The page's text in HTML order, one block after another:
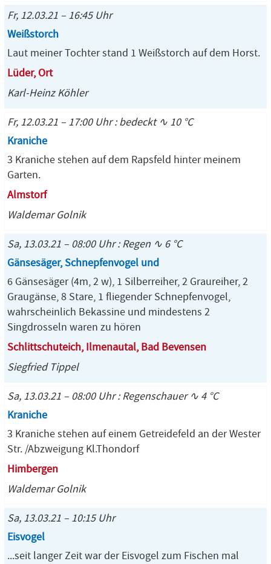
Fr, 12.03.21 – 16:45 Uhr
Weißstorch
Laut meiner Tochter stand 1 Weißstorch auf dem Horst.
Lüder, Ort
Karl-Heinz Köhler
Fr, 12.03.21 – 17:00 Uhr : bedeckt ∿ 10 °C
Kraniche
3 Kraniche stehen auf dem Rapsfeld hinter meinem
Garten.
Almstorf
Waldemar Golnik
Sa, 13.03.21 – 08:00 Uhr : Regen ∿ 6 °C
Gänsesäger, Schnepfenvogel und
6 Gänsesäger (4m, 2 w), 1 Silberreiher, 2 Graureiher, 2
Graugänse, 8 Stare, 1 fliegender Schnepfenvogel,
wahrscheinlich Bekassine und mindestens 2
Singdrosseln waren zu hören
Schlittschuteich, Ilmenautal, Bad Bevensen
Siegfried Tippel
Sa, 13.03.21 – 08:00 Uhr : Regenschauer ∿ 4 °C
Kraniche
3 Kraniche stehen auf einem Getreidefeld an der Wester
Str. /Abzweigung Kl.Thondorf
Himbergen
Waldemar Golnik
Sa, 13.03.21 – 10:15 Uhr
Eisvogel
...seit langer Zeit war der Eisvogel zum Fischen mal